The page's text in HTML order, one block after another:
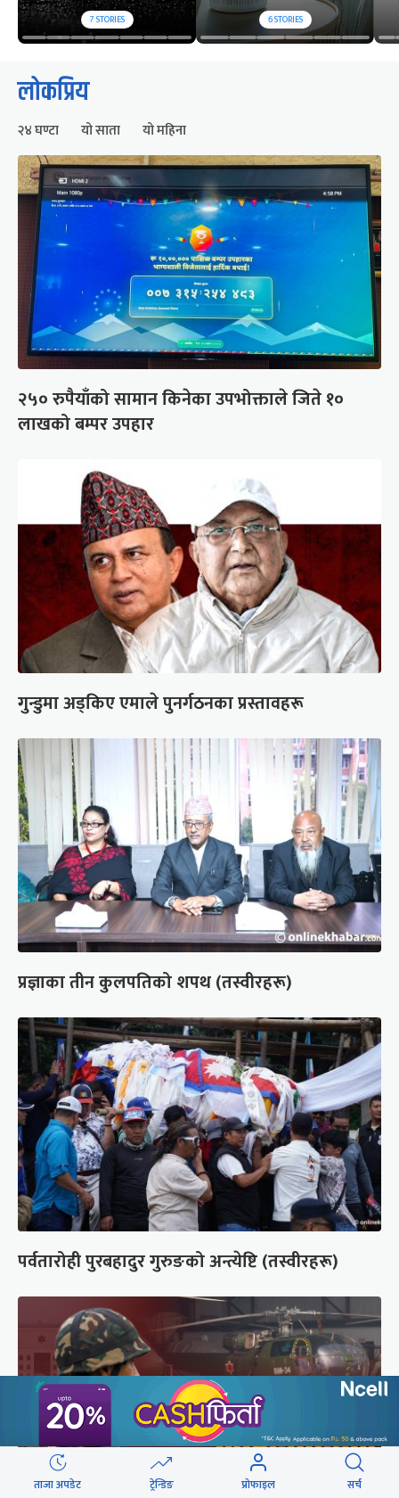
7STORIES 6STORIES
लोकप्रिय
२४ घण्टा यो साता यो महिना
२५० रुपैयाँको सामान किनेका उपभोक्ताले जिते १०
लाखको बम्पर उपहार
गुन्डुमा अड्किए एमाले पुनर्गठनका प्रस्तावहरू
प्रज्ञाका तीन कुलपतिको शपथ (तस्वीरहरू)
पर्वतारोही पुरबहादुर गुरुङको अन्त्येष्टि (तस्वीरहरू)
ताजा अपडेट ट्रेन्डिङ प्रोफाइल सर्च